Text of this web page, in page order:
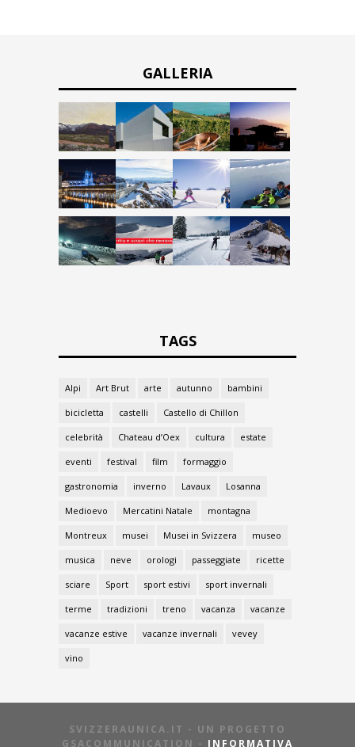
GALLERIA
TAGS
Alpi Art Brut arte autunno bambini
bicicletta castelli Castello di Chillon
celebrità Chateau d’Oex cultura estate
eventi festival film formaggio
gastronomia inverno Lavaux Losanna
Medioevo Mercatini Natale montagna
Montreux musei Musei in Svizzera museo
musica neve orologi passeggiate ricette
sciare Sport sport estivi sport invernali
terme tradizioni treno vacanza vacanze
vacanze estive vacanze invernali vevey
vino
SVIZZERAUNICA.IT - UN PROGETTO
GSACOMMUNICATION - INFORMATIVA